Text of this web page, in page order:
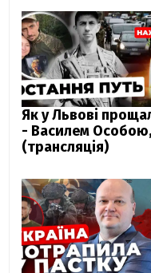
Як у Львові
- Василем Особою,
(трансляція)